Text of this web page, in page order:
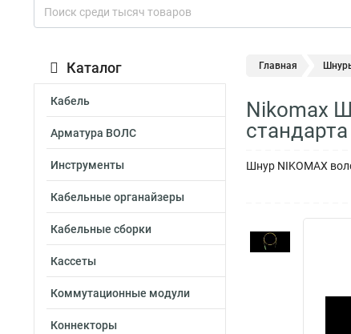
Каталог
Кабель
Арматура ВОЛС
Инструменты
Кабельные органайзеры
Кабельные сборки
Кассеты
Коммутационные модули
Коннекторы
Главная
Nikomax
Шнур NIKOMAX